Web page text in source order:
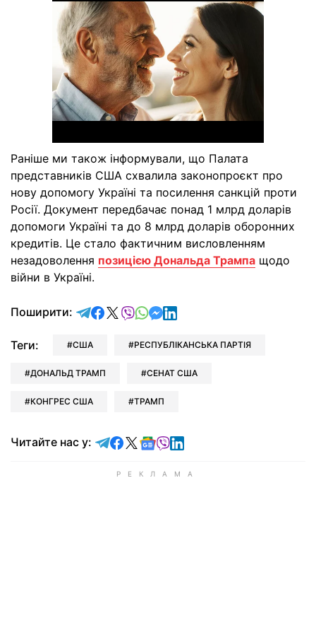
Раніше ми також інформували, що Палата
представників США схвалила законопроєкт про
нову допомогу Україні та посилення санкцій проти
Росії. Документ передбачає понад 1 млрд доларів
допомоги Україні та до 8 млрд доларів оборонних
кредитів. Це стало фактичним висловленням
незадоволення позицією Дональда Трампа щодо
війни в Україні.
Поширити: відправити у Telegram
поділитись у Facebook
поділитись у X
відправити у Viber
відправити у Whatsapp
відправити у Messenger
відправити у LinkedIn
Теги: США РЕСПУБЛІКАНСЬКА ПАРТІЯ
ДОНАЛЬД ТРАМП СЕНАТ США
КОНГРЕС США ТРАМП
Читайте нас у: Читайте у Telegram
Читайте у Facebook
Читайте у X
Читайте у Google news
Читайте у Viber
Читайте у LinkedIn